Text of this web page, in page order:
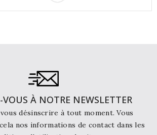
À NOTRE NEWSLETTER
désinscrire à tout moment. Vous
nos informations de contact dans les